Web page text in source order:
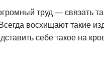
труд — связать
восхищают такие
себе такое на